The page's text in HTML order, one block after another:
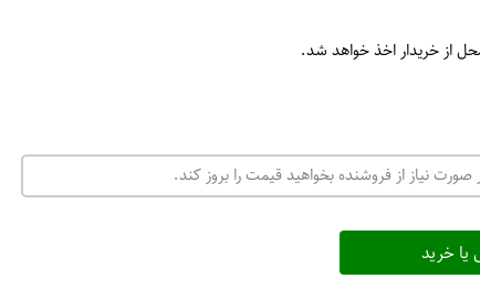
از خریدار اخذ خواهد شد.
نیاز از فروشنده بخواهید قیمت را بروز کند.
خرید